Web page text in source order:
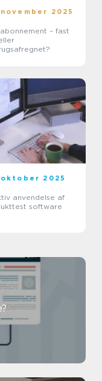
2025
– fast
2025
anvendelse af
software